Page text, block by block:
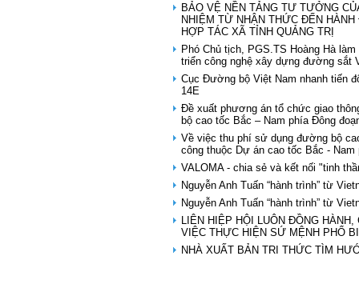
BẢO VỆ NỀN TẢNG TƯ TƯỞNG
NHIỆM TỪ NHẬN THỨC ĐẾN
HỢP TÁC XÃ TỈNH QUẢNG TRỊ
Phó Chủ tịch, PGS.TS Hoàng Hà
triển công nghệ xây dựng đường sắt
Cục Đường bộ Việt Nam nhanh tiến
14E
Đề xuất phương án tổ chức giao
bộ cao tốc Bắc – Nam phía Đông
Về việc thu phí sử dụng đường bộ
công thuộc Dự án cao tốc Bắc -
VALOMA - chia sẻ và kết nối "tinh
Nguyễn Anh Tuấn “hành trình” từ
Nguyễn Anh Tuấn “hành trình” từ
LIÊN HIỆP HỘI LUÔN ĐỒNG
VIỆC THỰC HIỆN SỨ MỆNH PHỔ
NHÀ XUẤT BẢN TRI THỨC TÌM